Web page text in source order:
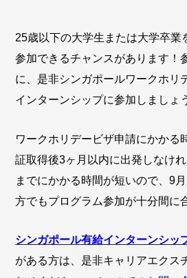
25歳以下の大学生または大学卒業
参加できるチャンスがあります！
に、是非シンガポールワークホリ
インターンシップに参加しましょ
ワークホリデービザ申請にかかる
証取得後3ヶ月以内に出発しなけ
までにかかる時間が短いので、9
方でもプログラム参加が十分間に
シンガポール有給インターンシッ
がある方は、是非キャリアエクス